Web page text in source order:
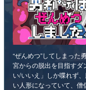
“ぜんめつ”してしまった
宮からの脱出を目指す
い/いいえ」しか喋れず
い人形になっていて、